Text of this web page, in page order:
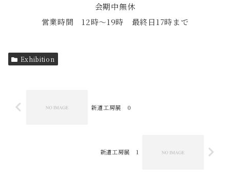
会期中無休
営業時間 12時～19時 最終日17時まで
Exhibition
新道工房展 0
新道工房展 1